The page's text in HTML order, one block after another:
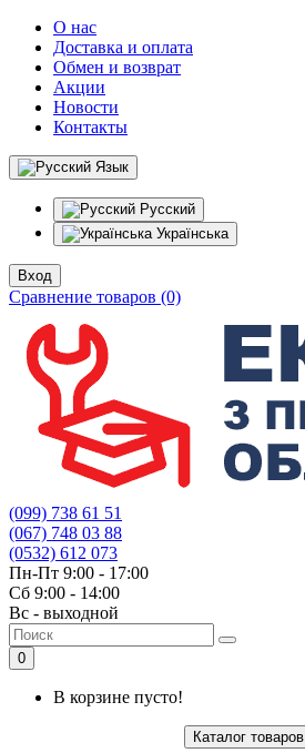
О нас
Доставка и оплата
Обмен и возврат
Акции
Новости
Контакты
Язык
Русский
Українська
Вход
Сравнение товаров (0)
(099) 738 61 51
(067) 748 03 88
(0532) 612 073
Пн-Пт 9:00 - 17:00
Сб 9:00 - 14:00
Вс - выходной
0
В корзине пусто!
Каталог товаров